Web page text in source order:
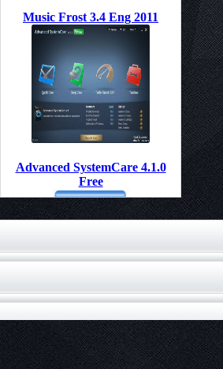
Music Frost 3.4 Eng 2011
Advanced SystemCare 4.1.0
Free